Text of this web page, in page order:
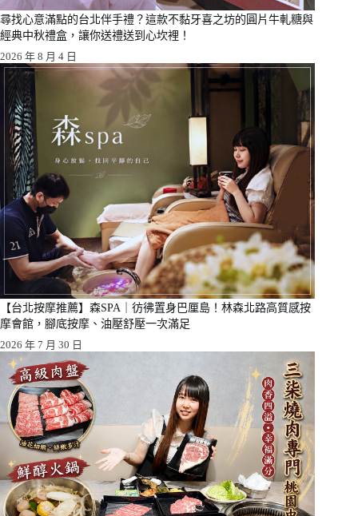
尋找心意滿點的台北伴手禮？這款不黏牙喜之坊的圓片牛軋糖與
經典中秋禮盒，讓你送禮送到心坎裡！
2026 年 8 月 4 日
【台北按摩推薦】森SPA｜彷彿置身巴厘島！林森北路高質感按
摩會館，腳底按摩、油壓舒壓一次滿足
2026 年 7 月 30 日